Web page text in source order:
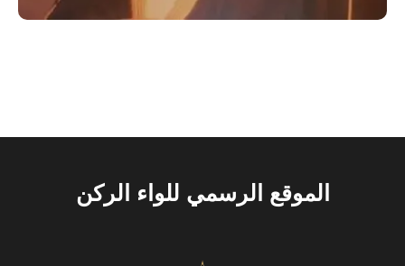
الموقع الرسمي للواء الركن